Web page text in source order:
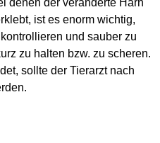
ist es enorm wichtig,
und sauber zu
zu halten bzw. zu scheren.
sollte der Tierarzt nach